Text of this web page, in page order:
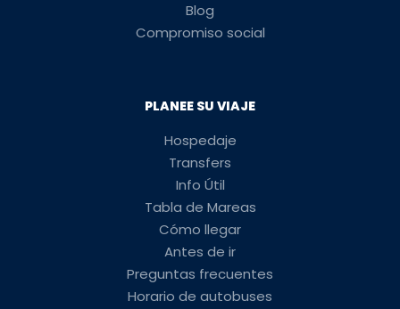
Blog
Compromiso social
PLANEE SU VIAJE
Hospedaje
Transfers
Info Útil
Tabla de Mareas
Cómo llegar
Antes de ir
Preguntas frecuentes
Horario de autobuses